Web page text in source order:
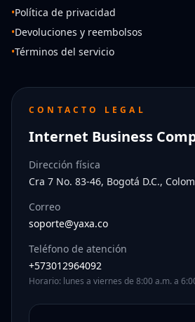
•Política de privacidad
•Devoluciones y reembolsos
•Términos del servicio
CONTACTO LEGAL
Internet Business
Dirección física
Cra 7 No. 83-46, Bogotá D.C.,
Correo
soporte@yaxa.co
Teléfono de atención
+573012964092
Horario: lunes a viernes de 8:00 a.m. a